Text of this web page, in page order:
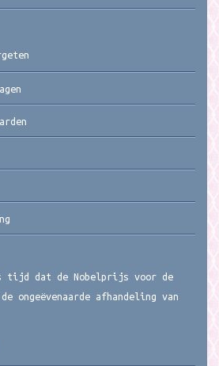
tijd dat de Nobelprijs voor de
ongeëvenaarde afhandeling van